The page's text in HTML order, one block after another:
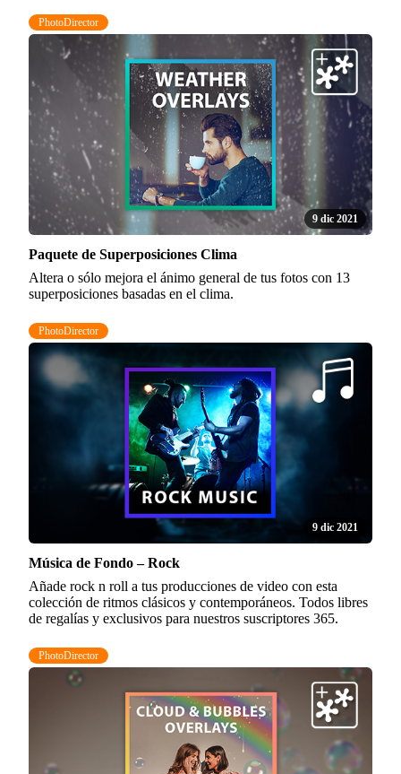
PhotoDirector
9 dic 2021
Paquete de Superposiciones Clima
Altera o sólo mejora el ánimo general de tus fotos con 13
superposiciones basadas en el clima.
PhotoDirector
9 dic 2021
Música de Fondo – Rock
Añade rock n roll a tus producciones de video con esta
colección de ritmos clásicos y contemporáneos. Todos libres
de regalías y exclusivos para nuestros suscriptores 365.
PhotoDirector